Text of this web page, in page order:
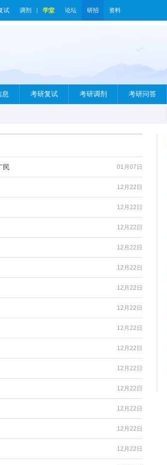
试 调剂 学堂 论坛 研招 资料
息 考研复试 考研调剂 考研问答
01月07日
民
12月22日
12月22日
12月22日
12月22日
12月22日
12月22日
12月22日
12月22日
12月22日
12月22日
12月22日
12月22日
12月22日
12月22日